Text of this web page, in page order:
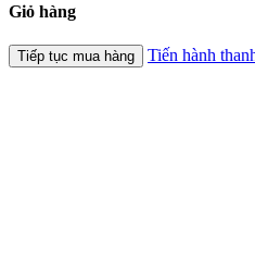
Giỏ hàng
Tiếp tục mua hàng Tiến hành